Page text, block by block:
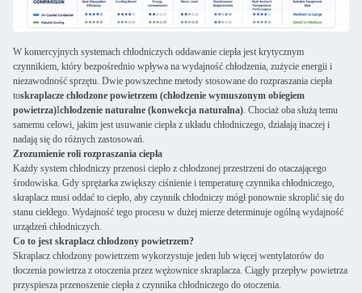
W komercyjnych systemach chłodniczych oddawanie ciepła jest krytycznym
czynnikiem, który bezpośrednio wpływa na wydajność chłodzenia, zużycie energii i
niezawodność sprzętu. Dwie powszechne metody stosowane do rozpraszania ciepła
toskraplacze chłodzone powietrzem (chłodzenie wymuszonym obiegiem
powietrza)Ichłodzenie naturalne (konwekcja naturalna). Chociaż oba służą temu
samemu celowi, jakim jest usuwanie ciepła z układu chłodniczego, działają inaczej i
nadają się do różnych zastosowań.
Zrozumienie roli rozpraszania ciepła
Każdy system chłodniczy przenosi ciepło z chłodzonej przestrzeni do otaczającego
środowiska. Gdy sprężarka zwiększy ciśnienie i temperaturę czynnika chłodniczego,
skraplacz musi oddać to ciepło, aby czynnik chłodniczy mógł ponownie skroplić się do
stanu ciekłego. Wydajność tego procesu w dużej mierze determinuje ogólną wydajność
urządzeń chłodniczych.
Co to jest skraplacz chłodzony powietrzem?
Skraplacz chłodzony powietrzem wykorzystuje jeden lub więcej wentylatorów do
tłoczenia powietrza z otoczenia przez wężownice skraplacza. Ciągły przepływ powietrza
przyspiesza przenoszenie ciepła z czynnika chłodniczego do otoczenia.